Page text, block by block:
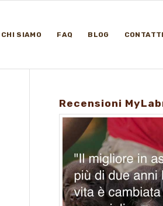
CHI SIAMO FAQ BLOG CONTATTI
Recensioni